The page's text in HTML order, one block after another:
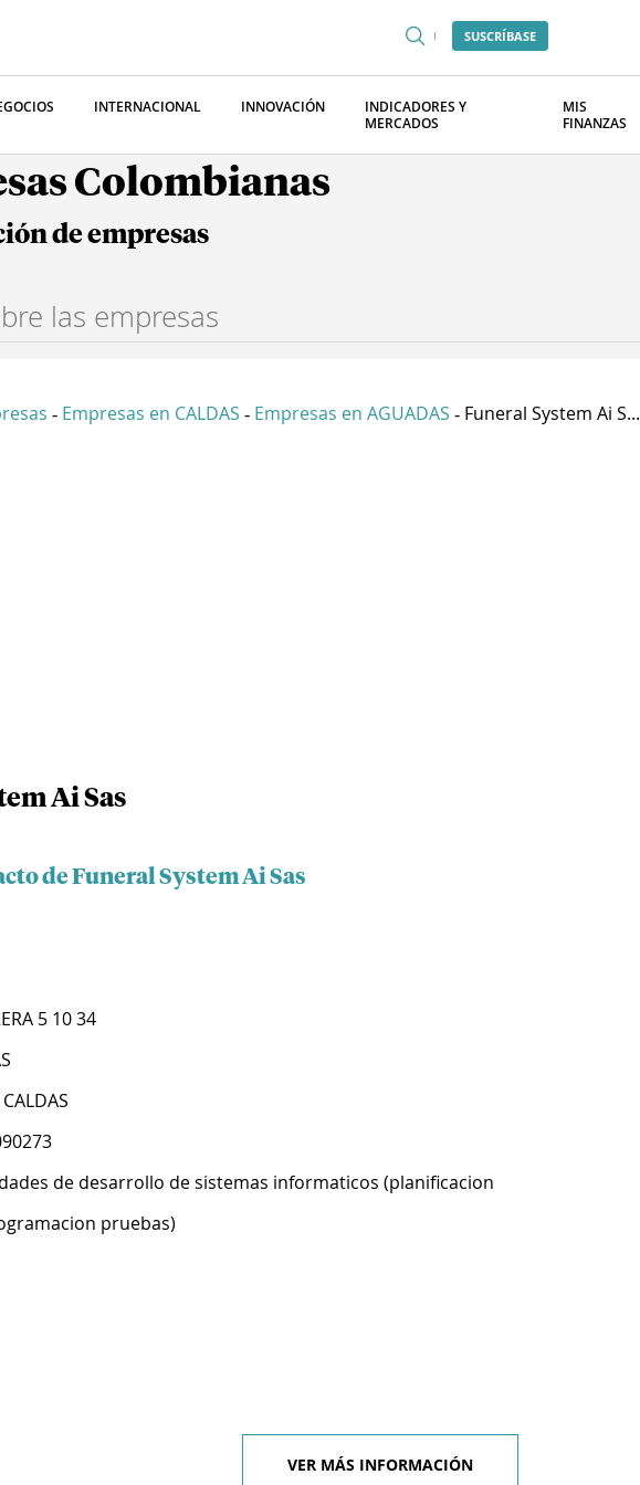
SUSCRÍBASE
INTERNACIONAL INNOVACIÓN
INDICADORES Y
MERCADOS
MIS
FINANZAS
Colombianas
de empresas
- Empresas en CALDAS - Empresas en AGUADAS - Funeral System Ai S...
Ai Sas
de Funeral System Ai Sas
5 10 34
CALDAS
de desarrollo de sistemas informaticos (planificacion
pruebas)
VER MÁS INFORMACIÓN